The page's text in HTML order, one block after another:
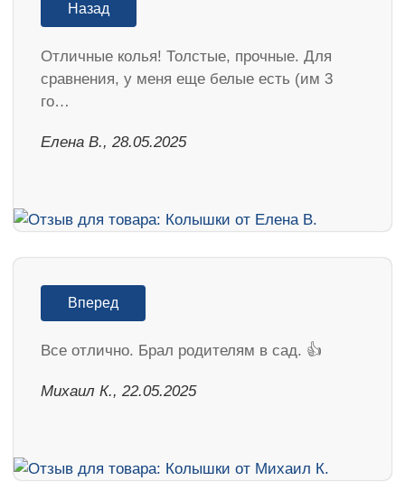
Назад
Отличные колья! Толстые, прочные. Для
сравнения, у меня еще белые есть (им 3
го…
Елена В., 28.05.2025
Вперед
Все отлично. Брал родителям в сад. 👍
Михаил К., 22.05.2025